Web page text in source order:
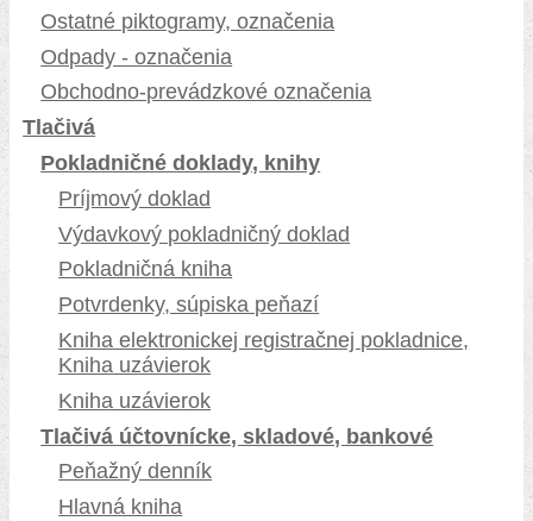
Ostatné piktogramy, označenia
Odpady - označenia
Obchodno-prevádzkové označenia
Tlačivá
Pokladničné doklady, knihy
Príjmový doklad
Výdavkový pokladničný doklad
Pokladničná kniha
Potvrdenky, súpiska peňazí
Kniha elektronickej registračnej pokladnice,
Kniha uzávierok
Kniha uzávierok
Tlačivá účtovnícke, skladové, bankové
Peňažný denník
Hlavná kniha